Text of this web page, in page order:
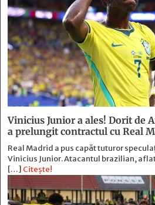
Vinicius Junior a ales! Dorit de
a prelungit contractul cu Real
Real Madrid a pus capăt tuturor
Vinicius Junior. Atacantul brazilian,
[…] Citește!